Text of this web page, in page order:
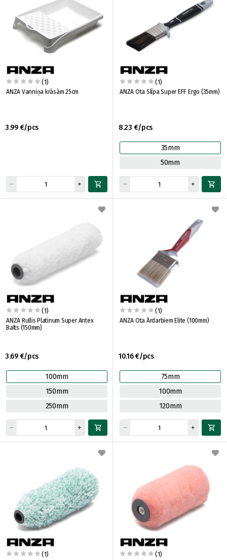
(1)
ANZA Vanniņa krāsām 25cm
3.99 €/pcs
(1)
ANZA Ota Slīpa Super EFF Ergo (35mm)
8.23 €/pcs
35mm
50mm
(1)
ANZA Rullis Platinum Super Antex
Balts (150mm)
3.69 €/pcs
100mm
150mm
250mm
(1)
ANZA Ota Ārdarbiem Elite (100mm)
10.16 €/pcs
75mm
100mm
120mm
(1) (1)